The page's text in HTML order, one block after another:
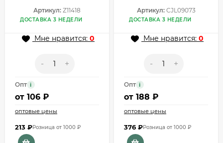
Артикул: Z11418
ДОСТАВКА 3 НЕДЕЛИ
Мне нравится: 0
- +
Опт i
от 106 ₽
оптовые цены
213 ₽Розница от 1000 ₽
Артикул:CJL09073
ДОСТАВКА 3 НЕДЕЛИ
Мне нравится: 0
- +
Опт i
от 188 ₽
оптовые цены
376 ₽Розница от 1000 ₽